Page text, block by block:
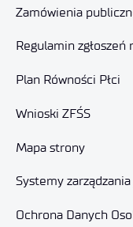
Zamówienia
Regulamin zgłoszeń
Plan Równości Płci
Wnioski ZFŚS
Mapa strony
Systemy
Ochrona Danych